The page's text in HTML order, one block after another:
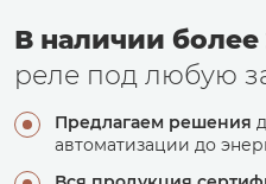
В наличии
реле под любую
Предлагаем решения
автоматизации до